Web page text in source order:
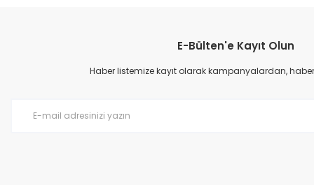
E-Bülten'e Kayıt Olun
Haber listemize kayıt olarak kampanyalardan,